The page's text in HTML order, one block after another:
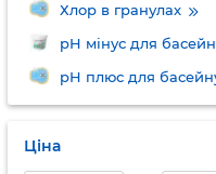
Хлор в гранулах
pH мінус для
pH плюс для
Ціна